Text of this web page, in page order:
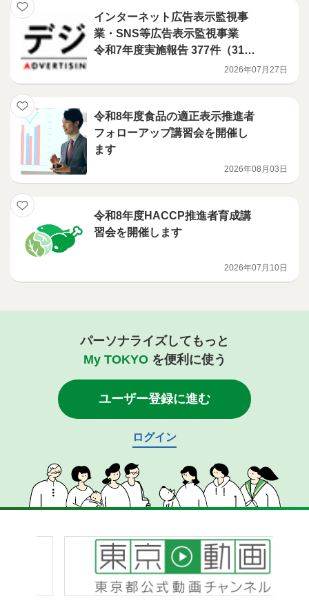
インターネット広告表示監視事
業・SNS等広告表示監視事業
令和7年度実施報告 377件（312
事業者）に対し、改善指導を行
いました！
2026年07月27日
令和8年度食品の適正表示推進者
フォローアップ講習会を開催し
ます
2026年08月03日
令和8年度HACCP推進者育成講
習会を開催します
2026年07月10日
パーソナライズしてもっと
My TOKYOを便利に使う
ユーザー登録に進む
ログイン